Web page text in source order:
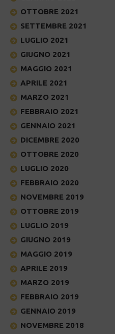
OTTOBRE 2021
SETTEMBRE 2021
LUGLIO 2021
GIUGNO 2021
MAGGIO 2021
APRILE 2021
MARZO 2021
FEBBRAIO 2021
GENNAIO 2021
DICEMBRE 2020
OTTOBRE 2020
LUGLIO 2020
FEBBRAIO 2020
NOVEMBRE 2019
OTTOBRE 2019
LUGLIO 2019
GIUGNO 2019
MAGGIO 2019
APRILE 2019
MARZO 2019
FEBBRAIO 2019
GENNAIO 2019
NOVEMBRE 2018